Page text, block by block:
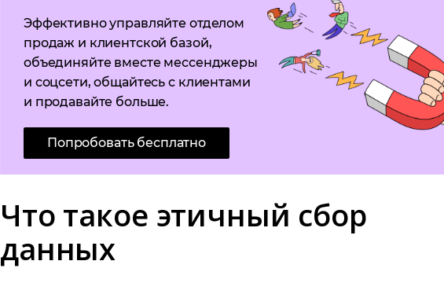
Эффективно управляйте отделом
продаж и клиентской базой,
объединяйте вместе мессенджеры
и соцсети, общайтесь с клиентами
и продавайте больше.
Попробовать бесплатно
Что такое этичный сбор
данных